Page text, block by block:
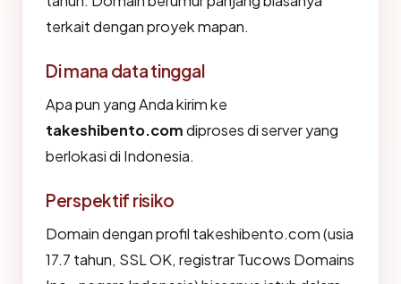
terkait dengan proyek mapan.
Di mana data tinggal
Apa pun yang Anda kirim ke
takeshibento.comdiproses di server yang
berlokasi di Indonesia.
Perspektif risiko
Domain dengan profil takeshibento.com (usia
17.7 tahun, SSL OK, registrar Tucows Domains